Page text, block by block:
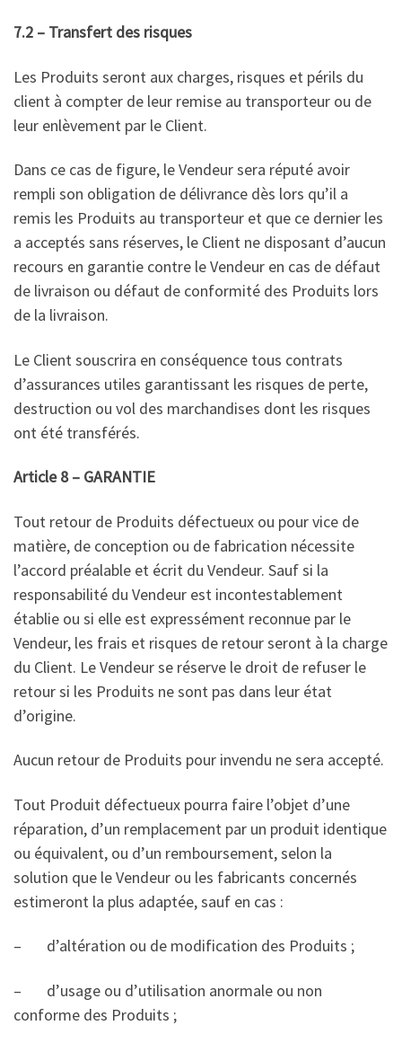
7.2 – Transfert des risques
Les Produits seront aux charges, risques et périls du
client à compter de leur remise au transporteur ou de
leur enlèvement par le Client.
Dans ce cas de figure, le Vendeur sera réputé avoir
rempli son obligation de délivrance dès lors qu’il a
remis les Produits au transporteur et que ce dernier les
a acceptés sans réserves, le Client ne disposant d’aucun
recours en garantie contre le Vendeur en cas de défaut
de livraison ou défaut de conformité des Produits lors
de la livraison.
Le Client souscrira en conséquence tous contrats
d’assurances utiles garantissant les risques de perte,
destruction ou vol des marchandises dont les risques
ont été transférés.
Article 8 – GARANTIE
Tout retour de Produits défectueux ou pour vice de
matière, de conception ou de fabrication nécessite
l’accord préalable et écrit du Vendeur. Sauf si la
responsabilité du Vendeur est incontestablement
établie ou si elle est expressément reconnue par le
Vendeur, les frais et risques de retour seront à la charge
du Client. Le Vendeur se réserve le droit de refuser le
retour si les Produits ne sont pas dans leur état
d’origine.
Aucun retour de Produits pour invendu ne sera accepté.
Tout Produit défectueux pourra faire l’objet d’une
réparation, d’un remplacement par un produit identique
ou équivalent, ou d’un remboursement, selon la
solution que le Vendeur ou les fabricants concernés
estimeront la plus adaptée, sauf en cas :
– d’altération ou de modification des Produits ;
– d’usage ou d’utilisation anormale ou non
conforme des Produits ;